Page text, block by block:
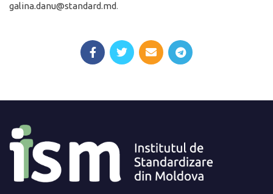
galina.danu@standard.md.